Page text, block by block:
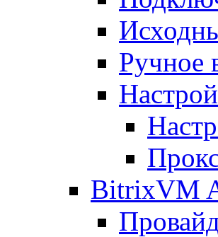
Ручное
BitrixVM